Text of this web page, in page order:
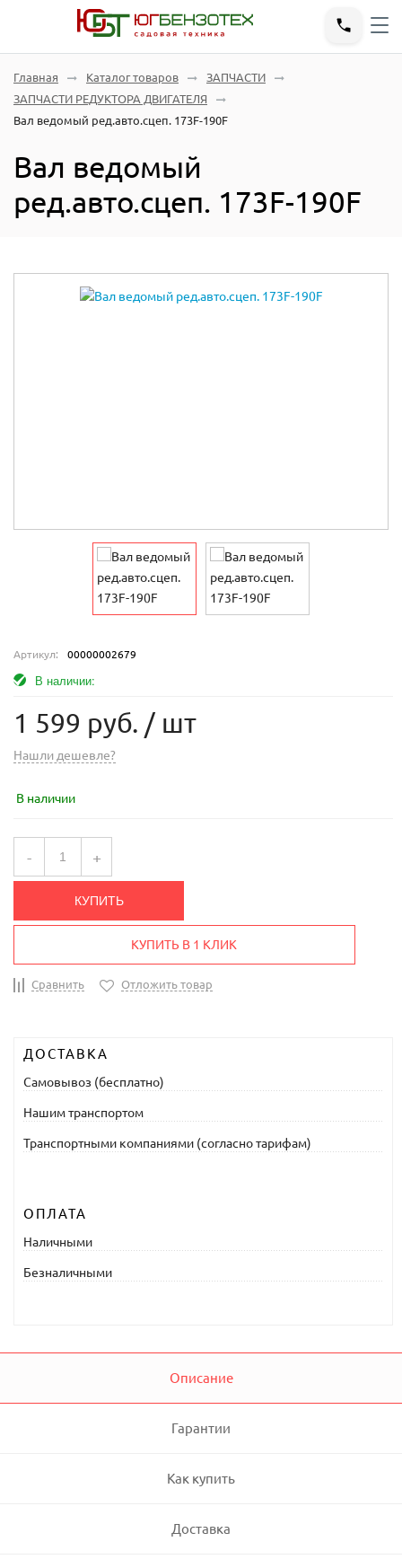
Главная Каталог товаров
ЗАПЧАСТИ
ЗАПЧАСТИ РЕДУКТОРА ДВИГАТЕЛЯ
Вал ведомый ред.авто.сцеп. 173F-190F
Вал ведомый
ред.авто.сцеп. 173F-190F
Артикул: 00000002679
В наличии:
1 599 руб. / шт
Нашли дешевле?
В наличии
- +
КУПИТЬ
КУПИТЬ В 1 КЛИК
Сравнить Отложить товар
ДОСТАВКА
Самовывоз (бесплатно)
Нашим транспортом
Транспортными компаниями (согласно тарифам)
ОПЛАТА
Наличными
Безналичными
Описание
Гарантии
Как купить
Доставка